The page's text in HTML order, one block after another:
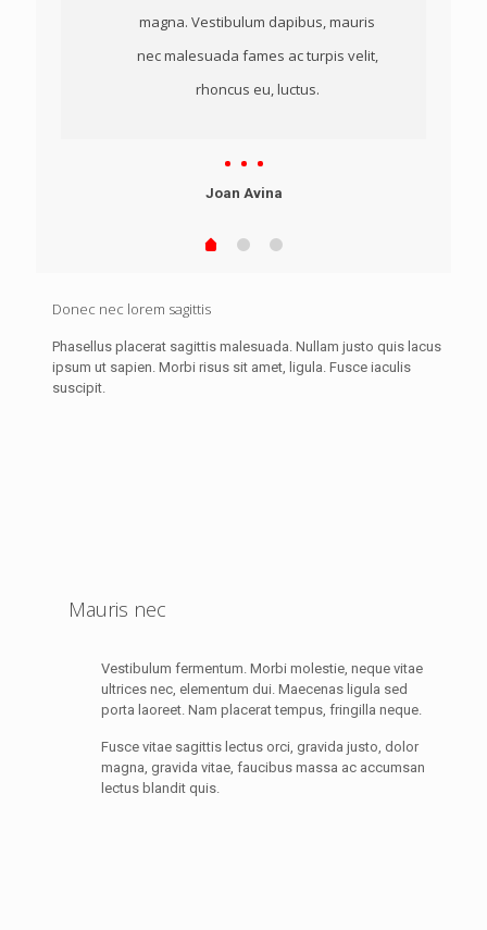
magna. Vestibulum dapibus, mauris
nec malesuada fames ac turpis velit,
rhoncus eu, luctus.
Joan Avina
Donec nec lorem sagittis
Phasellus placerat sagittis malesuada. Nullam justo quis lacus
ipsum ut sapien. Morbi risus sit amet, ligula. Fusce iaculis
suscipit.
Mauris nec
Vestibulum fermentum. Morbi molestie, neque vitae
ultrices nec, elementum dui. Maecenas ligula sed
porta laoreet. Nam placerat tempus, fringilla neque.
Fusce vitae sagittis lectus orci, gravida justo, dolor
magna, gravida vitae, faucibus massa ac accumsan
lectus blandit quis.